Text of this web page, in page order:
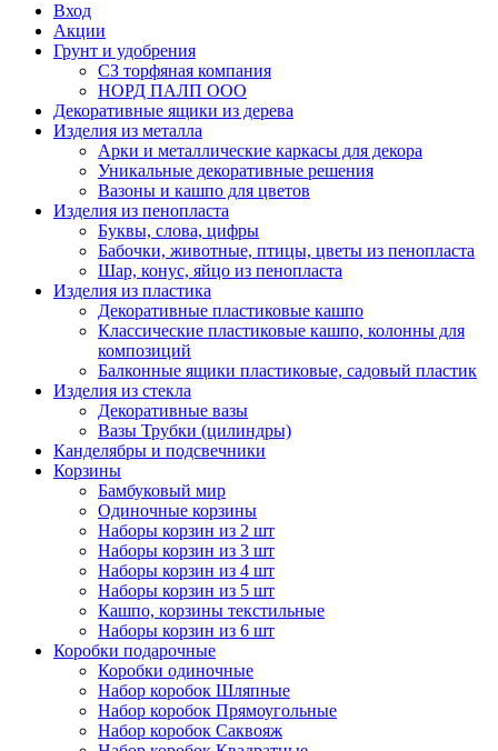
Вход
Акции
Грунт и удобрения
СЗ торфяная компания
НОРД ПАЛП ООО
Декоративные ящики из дерева
Изделия из металла
Арки и металлические каркасы для декора
Уникальные декоративные решения
Вазоны и кашпо для цветов
Изделия из пенопласта
Буквы, слова, цифры
Бабочки, животные, птицы, цветы из пенопласта
Шар, конус, яйцо из пенопласта
Изделия из пластика
Декоративные пластиковые кашпо
Классические пластиковые кашпо, колонны для
композиций
Балконные ящики пластиковые, садовый пластик
Изделия из стекла
Декоративные вазы
Вазы Трубки (цилиндры)
Канделябры и подсвечники
Корзины
Бамбуковый мир
Одиночные корзины
Наборы корзин из 2 шт
Наборы корзин из 3 шт
Наборы корзин из 4 шт
Наборы корзин из 5 шт
Кашпо, корзины текстильные
Наборы корзин из 6 шт
Коробки подарочные
Коробки одиночные
Набор коробок Шляпные
Набор коробок Прямоугольные
Набор коробок Саквояж